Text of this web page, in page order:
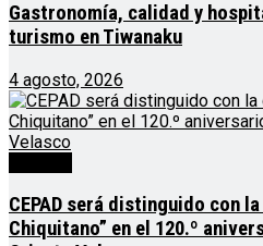
Gastronomía, calidad y
turismo en Tiwanaku
4 agosto, 2026
CEPAD será distinguido con
Chiquitano” en el 120.º